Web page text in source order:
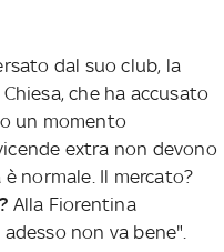
dal suo club, la
che ha accusato
un momento
extra non devono
normale. Il mercato?
Alla Fiorentina
non va bene".